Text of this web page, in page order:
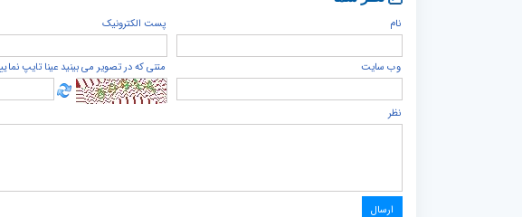
نام
پست الكترونيک
وب سایت متنی که در تصویر می بینید عینا تایپ
نظر